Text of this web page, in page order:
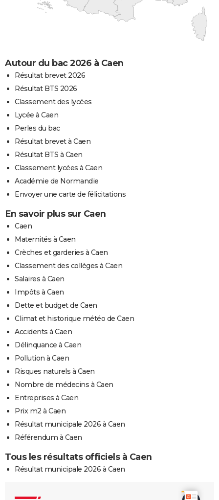
Autour du bac 2026 à Caen
Résultat brevet 2026
Résultat BTS 2026
Classement des lycées
Lycée à Caen
Perles du bac
Résultat brevet à Caen
Résultat BTS à Caen
Classement lycées à Caen
Académie de Normandie
Envoyer une carte de félicitations
En savoir plus sur Caen
Caen
Maternités à Caen
Crèches et garderies à Caen
Classement des collèges à Caen
Salaires à Caen
Impôts à Caen
Dette et budget de Caen
Climat et historique météo de Caen
Accidents à Caen
Délinquance à Caen
Pollution à Caen
Risques naturels à Caen
Nombre de médecins à Caen
Entreprises à Caen
Prix m2 à Caen
Résultat municipale 2026 à Caen
Référendum à Caen
Tous les résultats officiels à Caen
Résultat municipale 2026 à Caen